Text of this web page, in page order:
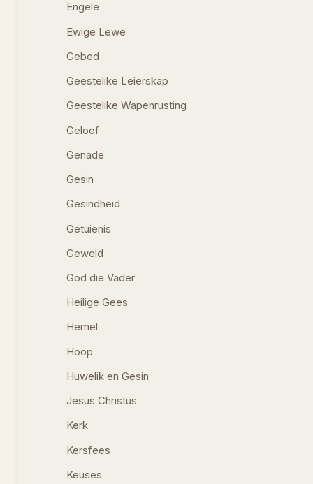
Engele
Ewige Lewe
Gebed
Geestelike Leierskap
Geestelike Wapenrusting
Geloof
Genade
Gesin
Gesindheid
Getuienis
Geweld
God die Vader
Heilige Gees
Hemel
Hoop
Huwelik en Gesin
Jesus Christus
Kerk
Kersfees
Keuses